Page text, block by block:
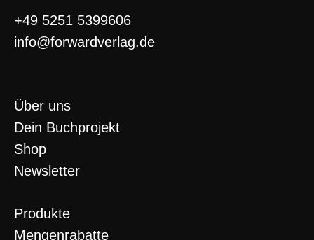
+49 5251 5399606
info@forwardverlag.de
Über uns
Dein Buchprojekt
Shop
Newsletter
Produkte
Mengenrabatte